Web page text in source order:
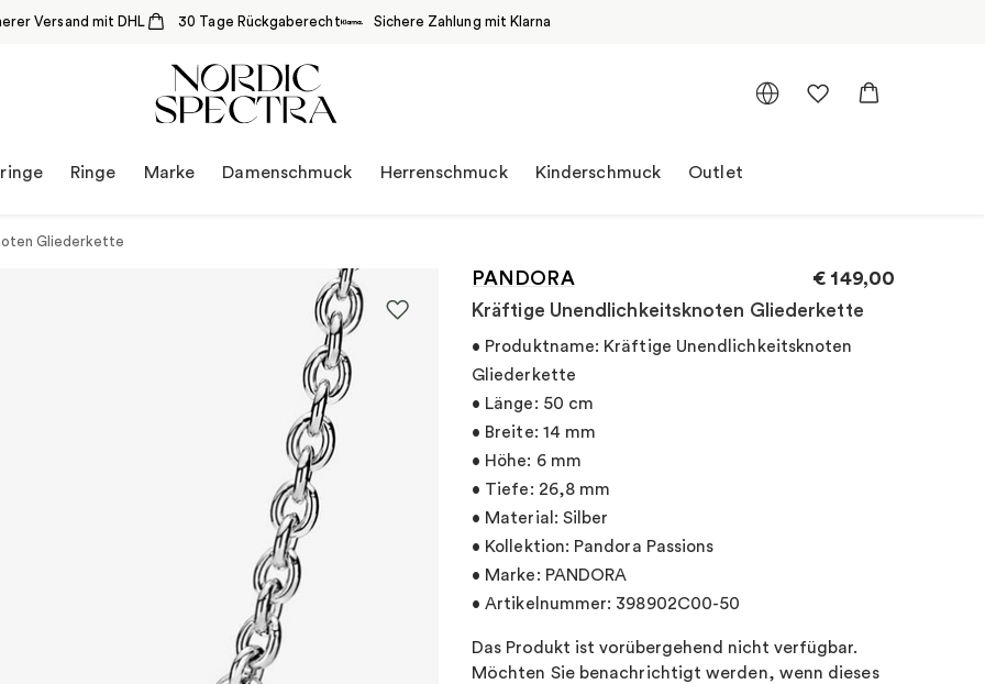
Versand mit DHL 30 Tage Rückgaberecht Sichere Zahlung mit Klarna
Ringe Marke Damenschmuck Herrenschmuck Kinderschmuck Outlet
Gliederkette
PANDORA
Kräftige Unendlichkeitsknoten Gliederkette
€ 149,00
• Produktname: Kräftige Unendlichkeitsknoten
Gliederkette
• Länge: 50 cm
• Breite: 14 mm
• Höhe: 6 mm
• Tiefe: 26,8 mm
• Material: Silber
• Kollektion: Pandora Passions
• Marke: PANDORA
• Artikelnummer: 398902C00-50
Das Produkt ist vorübergehend nicht verfügbar.
Möchten Sie benachrichtigt werden, wenn dieses